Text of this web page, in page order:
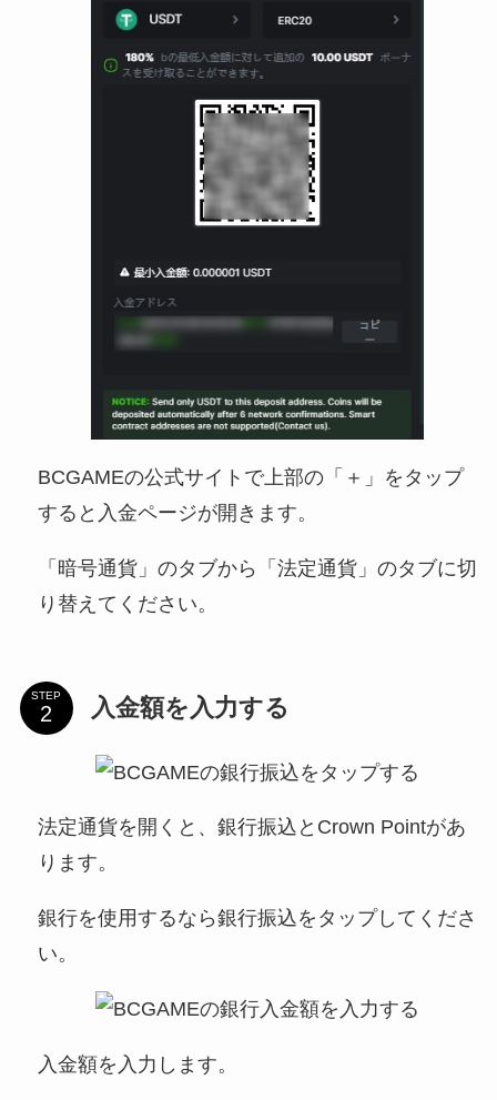
BCGAMEの公式サイトで上部の「＋」をタップ
すると入金ページが開きます。
「暗号通貨」のタブから「法定通貨」のタブに切
り替えてください。
STEP 入金額を入力する
法定通貨を開くと、銀行振込とCrown Pointがあ
ります。
銀行を使用するなら銀行振込をタップしてくださ
い。
入金額を入力します。